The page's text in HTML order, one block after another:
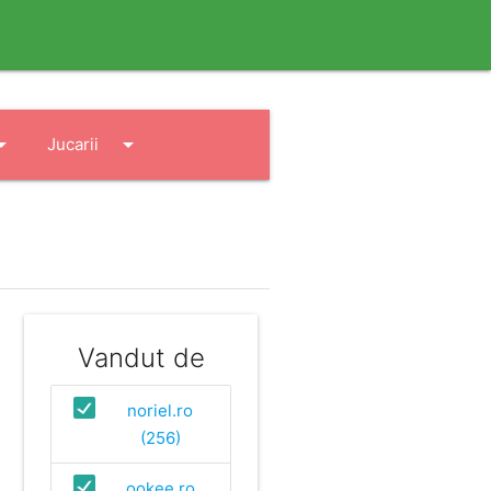
Jucarii arrow_drop_down
Vandut de
noriel.ro
(256)